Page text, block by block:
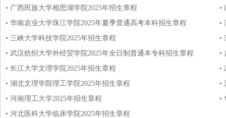
• 广西民族大学相思湖学院2025年招生章程
•
• 华南农业大学珠江学院2025年夏季普通高考本科招生章程
•
• 三峡大学科技学院2025年招生章程
•
• 武汉纺织大学外经贸学院2025年全日制普通本专科招生章程
•
• 长江大学文理学院2025年招生章程
•
• 湖北文理学院理工学院2025年招生章程
•
• 河南理工大学2025年招生章程
•
• 河北医科大学临床学院2025年招生章程